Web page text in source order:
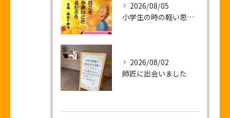
2026/08/05
小学生の時の軽い思い出話し
2026/08/02
師匠に出会いました